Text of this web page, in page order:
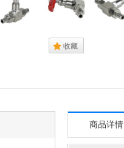
. 收藏
商品详情